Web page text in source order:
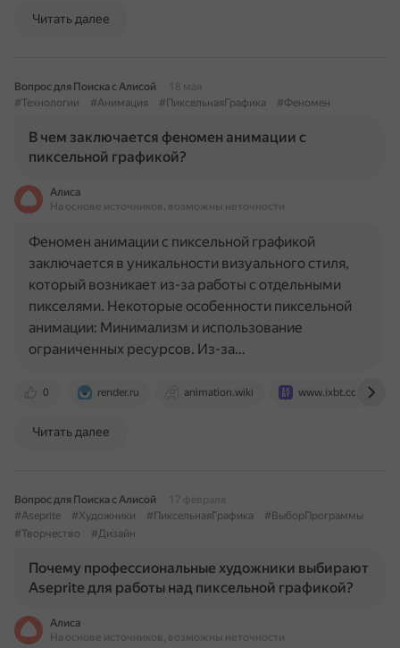
Читать далее
Вопрос для Поиска с Алисой
18 мая
#Технологии
#Анимация #ПиксельнаяГрафика #Феномен
В чем заключается феномен анимации с
пиксельной графикой?
Алиса
На основе источников, возможны неточности
0 render.ru animation.wiki www.ixbt.com
Феномен анимации с пиксельной графикой
заключается в уникальности визуального стиля,
который возникает из-за работы с отдельными
пикселями. Некоторые особенности пиксельной
анимации: Минимализм и использование
ограниченных ресурсов. Из-за…
Читать далее
Вопрос для Поиска с Алисой
17 февраля
#Aseprite
#Художники #ПиксельнаяГрафика
#ВыборПрограммы
#Творчество
#Дизайн
Почему профессиональные художники выбирают
Aseprite для работы над пиксельной графикой?
Алиса
На основе источников, возможны неточности